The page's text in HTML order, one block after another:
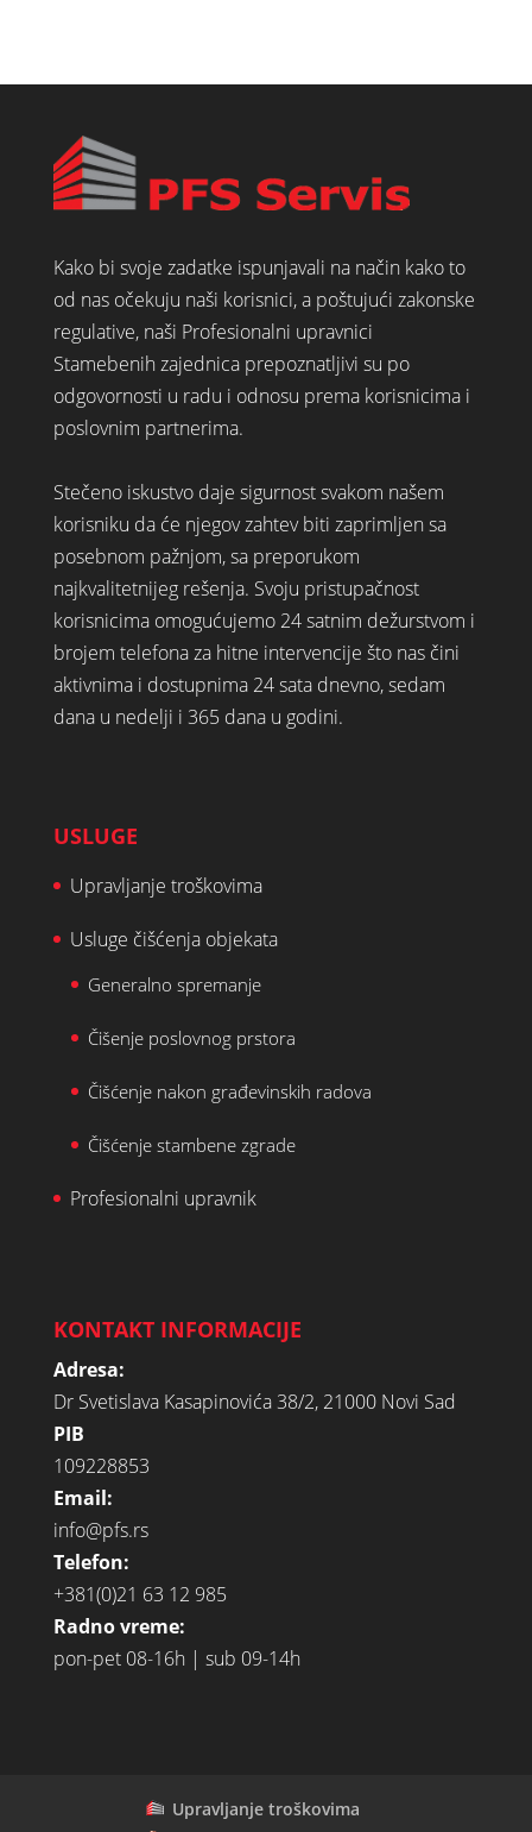
Kako bi svoje zadatke ispunjavali na način kako to
od nas očekuju naši korisnici, a poštujući zakonske
regulative, naši Profesionalni upravnici
Stamebenih zajednica prepoznatljivi su po
odgovornosti u radu i odnosu prema korisnicima i
poslovnim partnerima.
Stečeno iskustvo daje sigurnost svakom našem
korisniku da će njegov zahtev biti zaprimljen sa
posebnom pažnjom, sa preporukom
najkvalitetnijeg rešenja. Svoju pristupačnost
korisnicima omogućujemo 24 satnim dežurstvom i
brojem telefona za hitne intervencije što nas čini
aktivnima i dostupnima 24 sata dnevno, sedam
dana u nedelji i 365 dana u godini.
USLUGE
Upravljanje troškovima
Usluge čišćenja objekata
Generalno spremanje
Čišenje poslovnog prstora
Čišćenje nakon građevinskih radova
Čišćenje stambene zgrade
Profesionalni upravnik
KONTAKT INFORMACIJE
Adresa:
Dr Svetislava Kasapinovića 38/2, 21000 Novi Sad
PIB
109228853
Email:
info@pfs.rs
Telefon:
+381(0)21 63 12 985
Radno vreme:
pon-pet 08-16h | sub 09-14h
Upravljanje troškovima